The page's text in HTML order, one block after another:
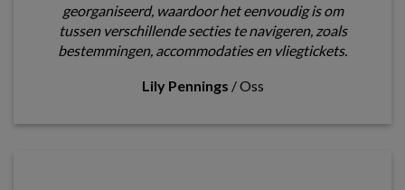
georganiseerd, waardoor het eenvoudig is om
tussen verschillende secties te navigeren, zoals
bestemmingen, accommodaties en vliegtickets.
Lily Pennings /Oss